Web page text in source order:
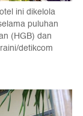
ini dikelola
puluhan
(HGB) dan
detikcom